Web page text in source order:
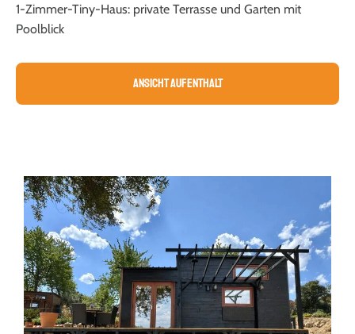
1-Zimmer-Tiny-Haus: private Terrasse und Garten mit
Poolblick
Ansicht Aufenthalt